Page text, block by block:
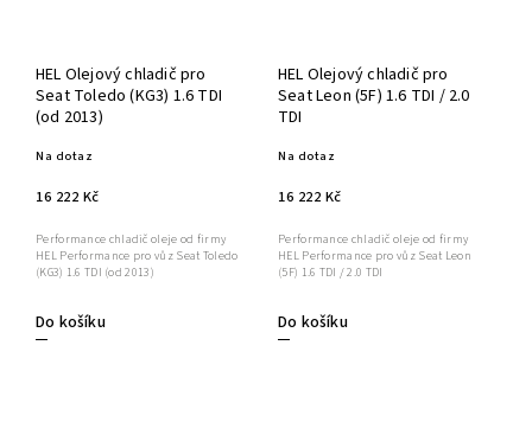
HEL Olejový chladič pro
Seat Toledo (KG3) 1.6 TDI
(od 2013)
Na dotaz
16 222 Kč
Do košíku
Performance chladič oleje od firmy
HEL Performance pro vůz Seat Toledo
(KG3) 1.6 TDI (od 2013)
HEL Olejový chladič pro
Seat Leon (5F) 1.6 TDI / 2.0
TDI
Na dotaz
16 222 Kč
Do košíku
Performance chladič oleje od firmy
HEL Performance pro vůz Seat Leon
(5F) 1.6 TDI / 2.0 TDI